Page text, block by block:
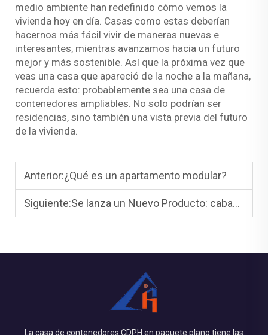
medio ambiente han redefinido cómo vemos la
vivienda hoy en día. Casas como estas deberían
hacernos más fácil vivir de maneras nuevas e
interesantes, mientras avanzamos hacia un futuro
mejor y más sostenible. Así que la próxima vez que
veas una casa que apareció de la noche a la mañana,
recuerda esto: probablemente sea una casa de
contenedores ampliables. No solo podrían ser
residencias, sino también una vista previa del futuro
de la vivienda.
Anterior:¿Qué es un apartamento modular?
Siguiente:Se lanza un Nuevo Producto: cabaña de manzana con remolque
La casa de contenedores CDPH en paquete plano tiene las